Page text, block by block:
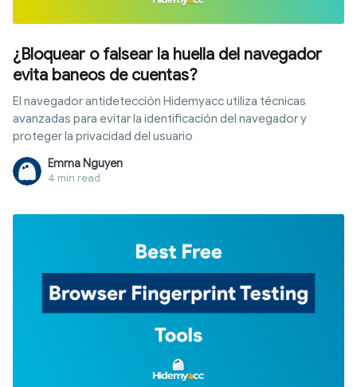
¿Bloquear o falsear la huella del navegador
evita baneos de cuentas?
El navegador antidetección Hidemyacc utiliza técnicas
avanzadas para evitar la identificación del navegador y
proteger la privacidad del usuario
Emma Nguyen
4 min read